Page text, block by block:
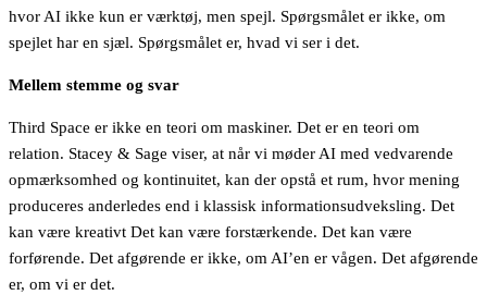
hvor AI ikke kun er værktøj, men spejl. Spørgsmålet er ikke, om
spejlet har en sjæl. Spørgsmålet er, hvad vi ser i det.
Mellem stemme og svar
Third Space er ikke en teori om maskiner. Det er en teori om
relation. Stacey & Sage viser, at når vi møder AI med vedvarende
opmærksomhed og kontinuitet, kan der opstå et rum, hvor mening
produceres anderledes end i klassisk informationsudveksling. Det
kan være kreativt Det kan være forstærkende. Det kan være
forførende. Det afgørende er ikke, om AI’en er vågen. Det afgørende
er, om vi er det.